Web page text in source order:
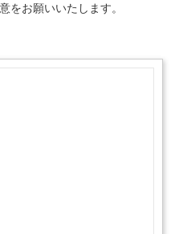
をお願いいたします。